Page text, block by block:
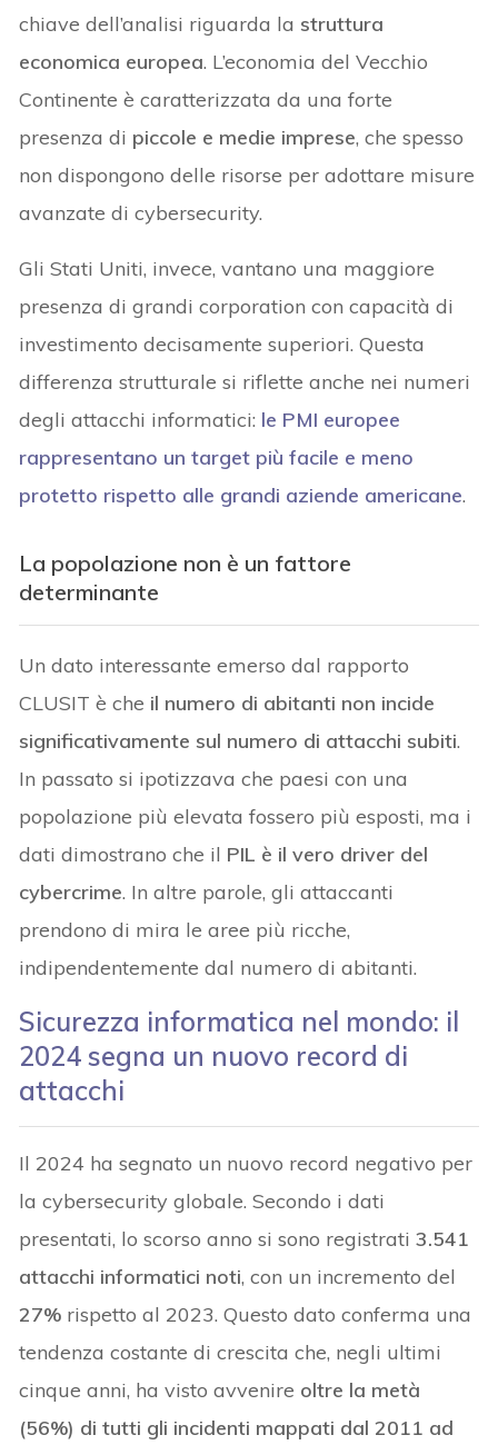
chiave dell’analisi riguarda la struttura
economica europea. L’economia del Vecchio
Continente è caratterizzata da una forte
presenza di piccole e medie imprese, che spesso
non dispongono delle risorse per adottare misure
avanzate di cybersecurity.
Gli Stati Uniti, invece, vantano una maggiore
presenza di grandi corporation con capacità di
investimento decisamente superiori. Questa
differenza strutturale si riflette anche nei numeri
degli attacchi informatici: le PMI europee
rappresentano un target più facile e meno
protetto rispetto alle grandi aziende americane.
La popolazione non è un fattore
determinante
Un dato interessante emerso dal rapporto
CLUSIT è che il numero di abitanti non incide
significativamente sul numero di attacchi subiti.
In passato si ipotizzava che paesi con una
popolazione più elevata fossero più esposti, ma i
dati dimostrano che il PIL è il vero driver del
cybercrime. In altre parole, gli attaccanti
prendono di mira le aree più ricche,
indipendentemente dal numero di abitanti.
Sicurezza informatica nel mondo: il
2024 segna un nuovo record di
attacchi
Il 2024 ha segnato un nuovo record negativo per
la cybersecurity globale. Secondo i dati
presentati, lo scorso anno si sono registrati3.541
attacchi informatici noti, con un incremento del
27% rispetto al 2023. Questo dato conferma una
tendenza costante di crescita che, negli ultimi
cinque anni, ha visto avvenire oltre la metà
(56%) di tutti gli incidenti mappati dal 2011 ad